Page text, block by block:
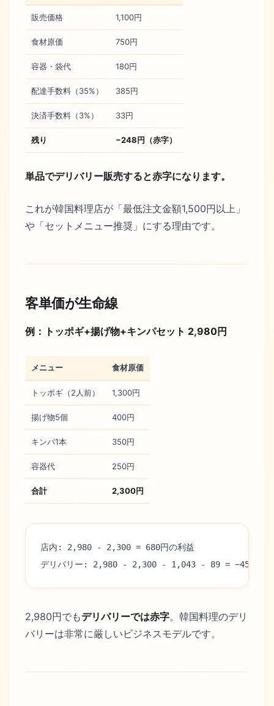
販売価格 1,100円
食材原価 750円
容器・袋代 180円
配達手数料（35%） 385円
決済手数料（3%） 33円
残り −248円（赤字）
単品でデリバリー販売すると赤字になります。
これが韓国料理店が「最低注文金額1,500円以上」
や「セットメニュー推奨」にする理由です。
客単価が生命線
例：トッポギ+揚げ物+キンパセット 2,980円
メニュー 食材原価
トッポギ（2人前） 1,300円
揚げ物5個 400円
キンパ1本 350円
容器代 250円
合計 2,300円
店内: 2,980 - 2,300 = 680円の利益
デリバリー: 2,980 - 2,300 - 1,043 - 89 = −452円
2,980円でもデリバリーでは赤字。韓国料理のデリ
バリーは非常に厳しいビジネスモデルです。